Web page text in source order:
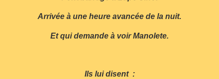
Arrivée à une heure avancée de la nuit.
Et qui demande à voir Manolete.
Ils lui disent :